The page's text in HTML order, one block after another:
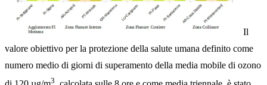
Il
valore obiettivo per la protezione della salute umana definito come
numero medio di giorni di superamento della media mobile di ozono
3